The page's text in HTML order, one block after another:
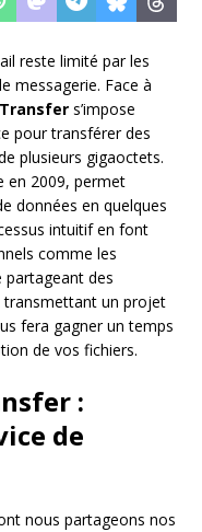
reste limité par les
messagerie. Face à
s’impose
pour transférer des
plusieurs gigaoctets.
en 2009, permet
données en quelques
intuitif en font
comme les
partageant des
un projet
fera gagner un temps
de vos fichiers.
:
de
nous partageons nos